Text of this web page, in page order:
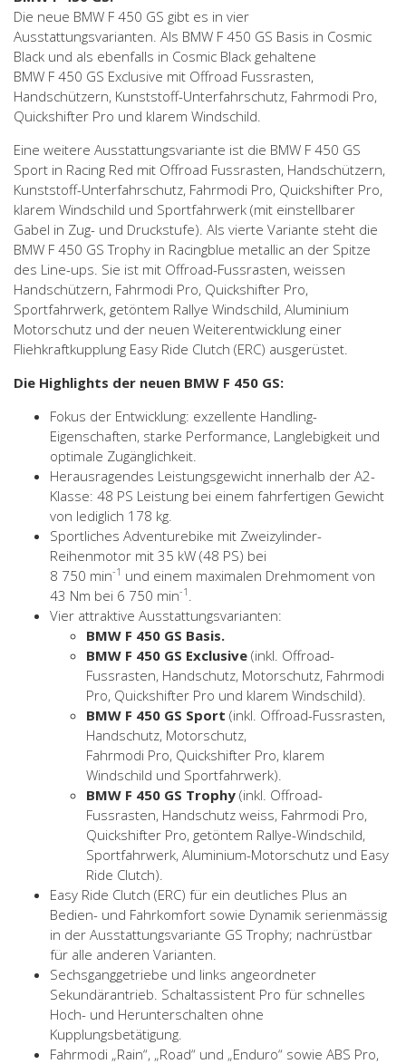
Die neue BMW F 450 GS gibt es in vier
Ausstattungsvarianten. Als BMW F 450 GS Basis in Cosmic
Black und als ebenfalls in Cosmic Black gehaltene
BMW F 450 GS Exclusive mit Offroad Fussrasten,
Handschützern, Kunststoff-Unterfahrschutz, Fahrmodi Pro,
Quickshifter Pro und klarem Windschild.
Eine weitere Ausstattungsvariante ist die BMW F 450 GS
Sport in Racing Red mit Offroad Fussrasten, Handschützern,
Kunststoff-Unterfahrschutz, Fahrmodi Pro, Quickshifter Pro,
klarem Windschild und Sportfahrwerk (mit einstellbarer
Gabel in Zug- und Druckstufe). Als vierte Variante steht die
BMW F 450 GS Trophy in Racingblue metallic an der Spitze
des Line-ups. Sie ist mit Offroad-Fussrasten, weissen
Handschützern, Fahrmodi Pro, Quickshifter Pro,
Sportfahrwerk, getöntem Rallye Windschild, Aluminium
Motorschutz und der neuen Weiterentwicklung einer
Fliehkraftkupplung Easy Ride Clutch (ERC) ausgerüstet.
Die Highlights der neuen BMW F 450 GS:
Fokus der Entwicklung: exzellente Handling-
Eigenschaften, starke Performance, Langlebigkeit und
optimale Zugänglichkeit.
Herausragendes Leistungsgewicht innerhalb der A2-
Klasse: 48 PS Leistung bei einem fahrfertigen Gewicht
von lediglich 178 kg.
Sportliches Adventurebike mit Zweizylinder-
Reihenmotor mit 35 kW (48 PS) bei
8 750 min-1 und einem maximalen Drehmoment von
43 Nm bei 6 750 min-1 .
Vier attraktive Ausstattungsvarianten:
BMW F 450 GS Basis.
BMW F 450 GS Exclusive (inkl. Offroad-
Fussrasten, Handschutz, Motorschutz, Fahrmodi
Pro, Quickshifter Pro und klarem Windschild).
BMW F 450 GS Sport (inkl. Offroad-Fussrasten,
Handschutz, Motorschutz,
Fahrmodi Pro, Quickshifter Pro, klarem
Windschild und Sportfahrwerk).
BMW F 450 GS Trophy (inkl. Offroad-
Fussrasten, Handschutz weiss, Fahrmodi Pro,
Quickshifter Pro, getöntem Rallye-Windschild,
Sportfahrwerk, Aluminium-Motorschutz und Easy
Ride Clutch).
Easy Ride Clutch (ERC) für ein deutliches Plus an
Bedien- und Fahrkomfort sowie Dynamik serienmässig
in der Ausstattungsvariante GS Trophy; nachrüstbar
für alle anderen Varianten.
Sechsganggetriebe und links angeordneter
Sekundärantrieb. Schaltassistent Pro für schnelles
Hoch- und Herunterschalten ohne
Kupplungsbetätigung.
Fahrmodi „Rain“, „Road“ und „Enduro“ sowie ABS Pro,